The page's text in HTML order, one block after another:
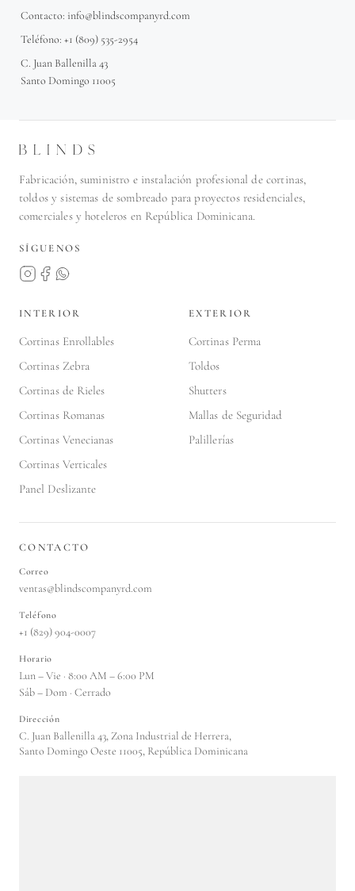
Contacto: info@blindscompanyrd.com
Teléfono: +1 (809) 535-2954
C. Juan Ballenilla 43
Santo Domingo 11005
Fabricación, suministro e instalación profesional de cortinas,
toldos y sistemas de sombreado para proyectos residenciales,
comerciales y hoteleros en República Dominicana.
SÍGUENOS
INTERIOR
Cortinas Enrollables
Cortinas Zebra
Cortinas de Rieles
Cortinas Romanas
Cortinas Venecianas
Cortinas Verticales
Panel Deslizante
EXTERIOR
Cortinas Perma
Toldos
Shutters
Mallas de Seguridad
Palillerías
CONTACTO
Correo
ventas@blindscompanyrd.com
Teléfono
+1 (829) 904-0007
Horario
Lun – Vie · 8:00 AM – 6:00 PM
Sáb – Dom · Cerrado
Dirección
C. Juan Ballenilla 43, Zona Industrial de Herrera,
Santo Domingo Oeste 11005, República Dominicana